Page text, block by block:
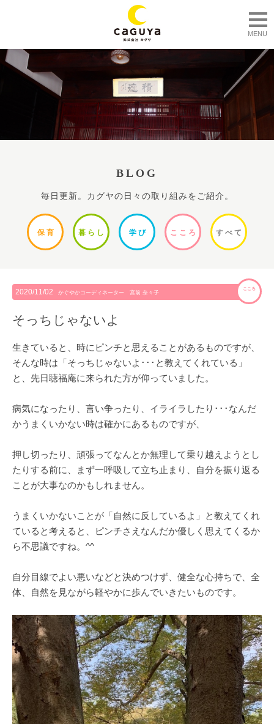
MENU
BLOG
毎日更新。カグヤの日々の取り組みをご紹介。
保 育 暮ら し 学 び ここ ろ すべて
2020/11/02 かぐやかコーディネーター 宮前 奈々子
こころ
そっちじゃないよ
生きていると、時にピンチと思えることがあるものですが、
そんな時は「そっちじゃないよ･･･と教えてくれている」
と、先日聴福庵に来られた方が仰っていました。
病気になったり、言い争ったり、イライラしたり･･･なんだ
かうまくいかない時は確かにあるものですが、
押し切ったり、頑張ってなんとか無理して乗り越えようとし
たりする前に、まず一呼吸して立ち止まり、自分を振り返る
ことが大事なのかもしれません。
うまくいかないことが「自然に反しているよ」と教えてくれ
ていると考えると、ピンチさえなんだか優しく思えてくるか
ら不思議ですね。^^
自分目線でよい悪いなどと決めつけず、健全な心持ちで、全
体、自然を見ながら軽やかに歩んでいきたいものです。